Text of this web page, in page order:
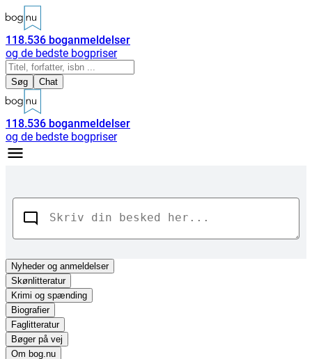
118.536 boganmeldelser
og de bedste bogpriser
Søg Chat
118.536 boganmeldelser
og de bedste bogpriser
Nyhederog anmeldelser
Skønlitteratur
Krimi og spænding
Biografier
Faglitteratur
Bøger på vej
Om bog.nu